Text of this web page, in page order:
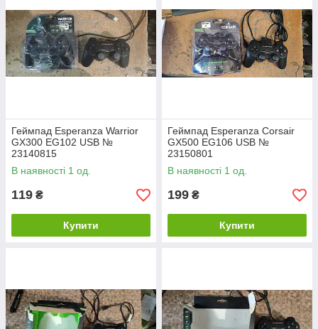
Геймпад Esperanza Warrior
GX300 EG102 USB №
23140815
В наявності 1 од.
119 ₴
Купити
Геймпад Esperanza Corsair
GX500 EG106 USB №
23150801
В наявності 1 од.
199 ₴
Купити